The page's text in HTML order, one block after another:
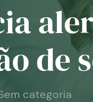
de
categoria